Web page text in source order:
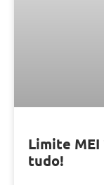
Limite MEI
tudo!